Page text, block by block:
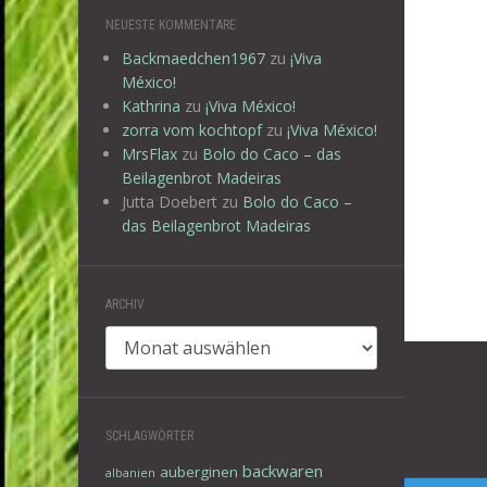
NEUESTE KOMMENTARE
Backmaedchen1967 zu ¡Viva
México!
Kathrina zu ¡Viva México!
zorra vom kochtopfzu ¡Viva México!
MrsFlax zu Bolo do Caco – das
Beilagenbrot Madeiras
Jutta Doebert zu Bolo do Caco –
das Beilagenbrot Madeiras
ARCHIV
SCHLAGWÖRTER
albanien auberginen backwaren